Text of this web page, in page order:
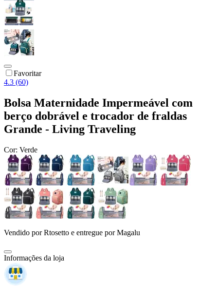
Favoritar
4.3 (60)
Bolsa Maternidade Impermeável com
berço dobrável e trocador de fraldas
Grande - Living Traveling
Cor: Verde
Vendido porRtosetto e entregue por Magalu
Informações da loja